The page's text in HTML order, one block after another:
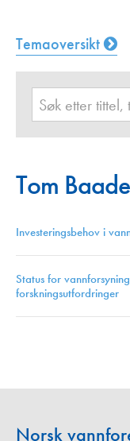
Temaoversikt
Tom
Investeringsbehov i
Status for
forskningsutfordringer
Norsk